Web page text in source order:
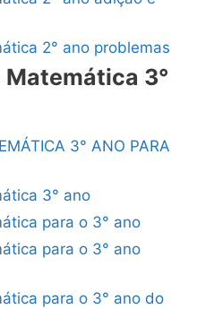
2° ano problemas
3°
3° ANO PARA
3° ano
para o 3° ano
para o 3° ano
para o 3° ano do